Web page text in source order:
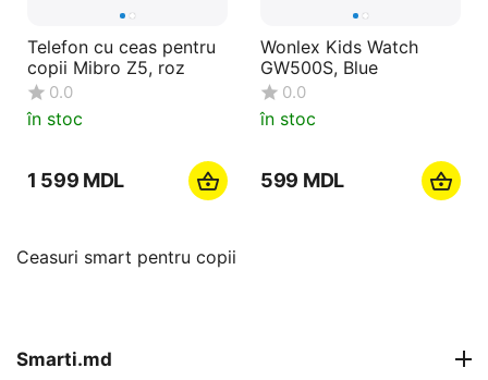
Ceasuri smart pentru copii
Telefon cu ceas pentru
copii Mibro Z5, roz
0.0
în stoc
1 599 MDL
Wonlex Kids Watch
GW500S, Blue
0.0
în stoc
‍599‍ MDL
Smarti.md